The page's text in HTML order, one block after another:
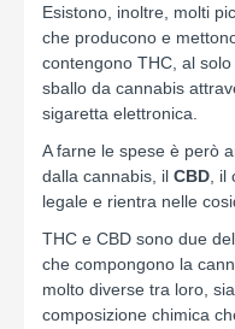
Esistono, inoltre, molti
che producono e
contengono THC, al
sballo da cannabis
sigaretta elettronica.
A farne le spese è però
dalla cannabis, il CBD ,
legale e rientra nelle
THC e CBD sono due
che compongono la
molto diverse tra loro,
composizione chimica